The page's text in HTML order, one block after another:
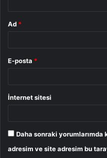
Ad *
E-posta *
İnternet sitesi
Daha sonraki yorumlarımda
adresim ve site adresim bu